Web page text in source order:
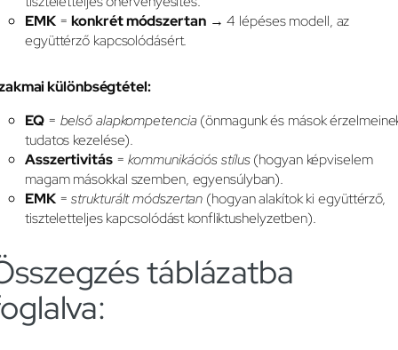
EMK=konkrét módszertan→ 4 lépéses modell, az
együttérző kapcsolódásért.
különbségtétel:
EQ= belső alapkompetencia(önmagunk és mások
tudatos kezelése).
Asszertivitás=kommunikációs stílus(hogyan képviselem
magam másokkal szemben, egyensúlyban).
EMK=strukturált módszertan (hogyan alakítok ki együttérző,
tiszteletteljes kapcsolódást konfliktushelyzetben).
táblázatba